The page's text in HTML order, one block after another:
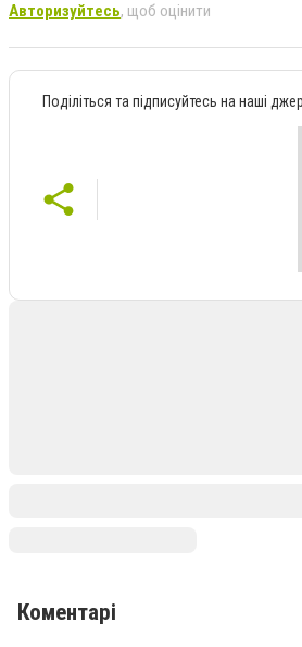
Авторизуйтесь, щоб оцінити
Поділіться та підписуйтесь на наші
Коментарі